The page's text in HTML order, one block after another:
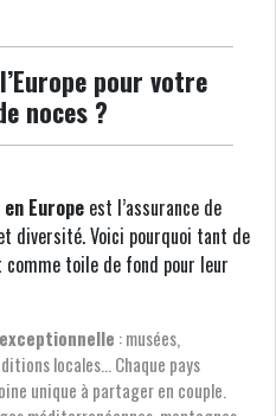
pour votre
noces ?
Europe est l’assurance de
diversité. Voici pourquoi tant de
toile de fond pour leur
: musées,
locales… Chaque pays
unique à partager en couple.